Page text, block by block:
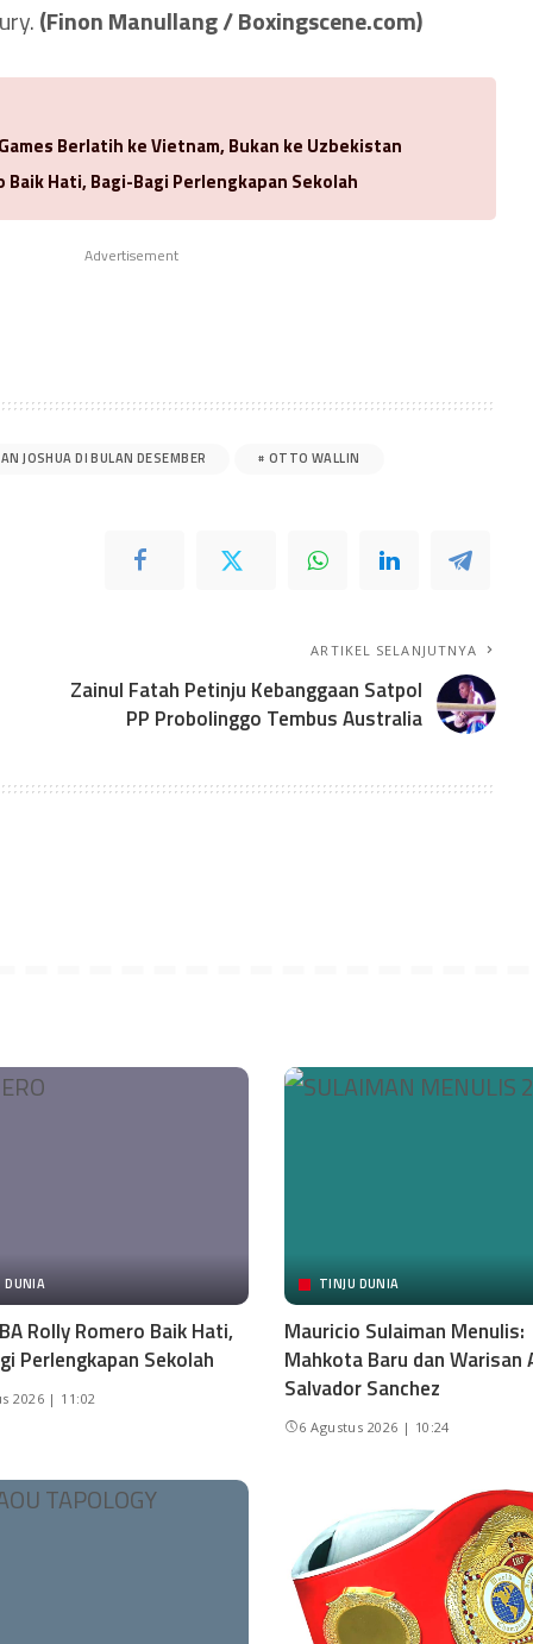
(Finon Manullang / Boxingscene.com)
Berlatih ke Vietnam, Bukan ke Uzbekistan
Baik Hati, Bagi-Bagi Perlengkapan Sekolah
Advertisement
JOSHUA DI BULAN DESEMBER OTTO WALLIN
ARTIKEL SELANJUTNYA
Zainul Fatah Petinju Kebanggaan Satpol
PP Probolinggo Tembus Australia
DUNIA
Rolly Romero Baik Hati,
Perlengkapan Sekolah
2026 | 11:02
TINJU DUNIA
Mauricio Sulaiman Menulis:
Mahkota Baru dan Warisan
Salvador Sanchez
6 Agustus 2026 | 10:24